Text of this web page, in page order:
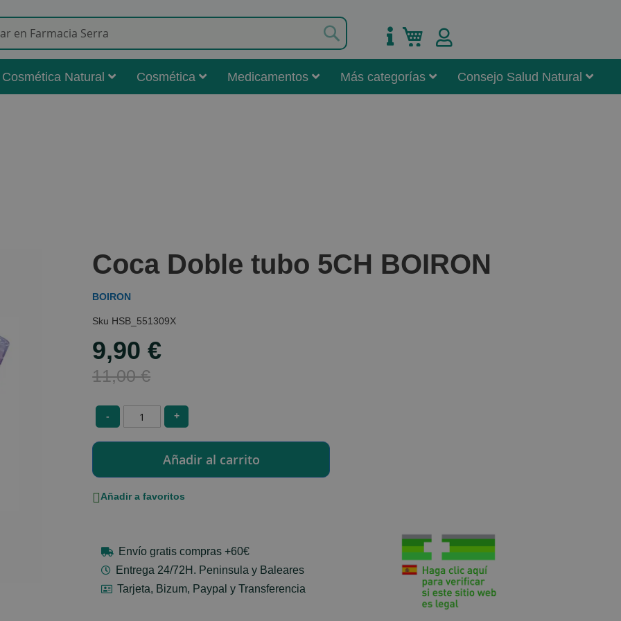
Mi carrito
Cosmética Natural Cosmética Medicamentos Más categorías Consejo Salud Natural
Coca Doble tubo 5CH BOIRON
BOIRON
HSB_551309X
Special
Price
9,90 €
11,00 €
- +
Añadir a favoritos
Envío gratis compras +60€
Entrega 24/72H. Peninsula y Baleares
Tarjeta, Bizum, Paypal y Transferencia